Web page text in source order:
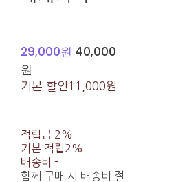
29,000원 40,000
원
기본 할인 11,000원
적립금 2%
기본 적립2%
배송비 -
함께 구매 시 배송비 절